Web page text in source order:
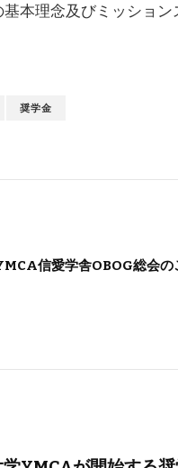
本理念及びミッショ
奨学金
信愛学舎OBOG総会の